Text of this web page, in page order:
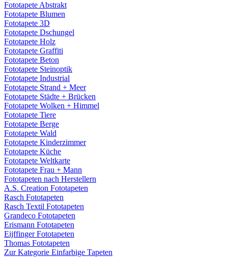
Fototapete Abstrakt
Fototapete Blumen
Fototapete 3D
Fototapete Dschungel
Fototapete Holz
Fototapete Graffiti
Fototapete Beton
Fototapete Steinoptik
Fototapete Industrial
Fototapete Strand + Meer
Fototapete Städte + Brücken
Fototapete Wolken + Himmel
Fototapete Tiere
Fototapete Berge
Fototapete Wald
Fototapete Kinderzimmer
Fototapete Küche
Fototapete Weltkarte
Fototapete Frau + Mann
Fototapeten nach Herstellern
A.S. Creation Fototapeten
Rasch Fototapeten
Rasch Textil Fototapeten
Grandeco Fototapeten
Erismann Fototapeten
Eijffinger Fototapeten
Thomas Fototapeten
Zur Kategorie Einfarbige Tapeten